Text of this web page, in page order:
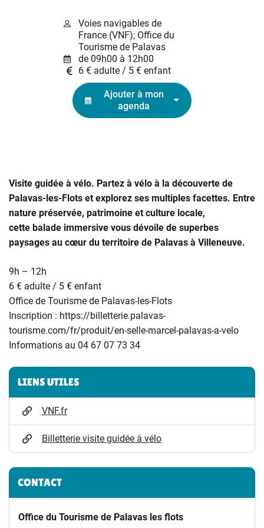
Voies navigables de
France (VNF); Office du
Tourisme de Palavas
de 09h00 à 12h00
6 € adulte / 5 € enfant
Ajouter à mon
agenda
Visite guidée à vélo. Partez à vélo à la découverte de
Palavas-les-Flots et explorez ses multiples facettes. Entre
nature préservée, patrimoine et culture locale,
cette balade immersive vous dévoile de superbes
paysages au cœur du territoire de Palavas à Villeneuve.
9h – 12h
6 € adulte / 5 € enfant
Office de Tourisme de Palavas-les-Flots
Inscription : https://billetterie.palavas-
tourisme.com/fr/produit/en-selle-marcel-palavas-a-velo
Informations au 04 67 07 73 34
Informations complémentaires
LIENS UTILES
VNF.fr
Billetterie visite guidée à vélo
CONTACT
Office du Tourisme de Palavas les flots